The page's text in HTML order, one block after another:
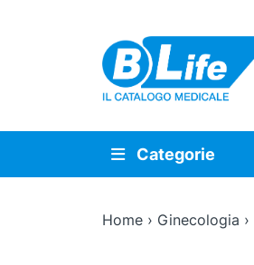
Vai al contenuto principale
Categorie
Home› Ginecologia ›